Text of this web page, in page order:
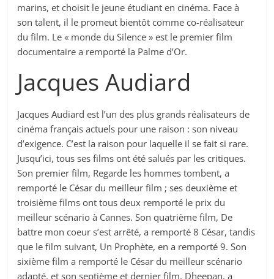
marins, et choisit le jeune étudiant en cinéma. Face à
son talent, il le promeut bientôt comme co-réalisateur
du film. Le « monde du Silence » est le premier film
documentaire a remporté la Palme d’Or.
Jacques Audiard
Jacques Audiard est l’un des plus grands réalisateurs de
cinéma français actuels pour une raison : son niveau
d’exigence. C’est la raison pour laquelle il se fait si rare.
Jusqu’ici, tous ses films ont été salués par les critiques.
Son premier film, Regarde les hommes tombent, a
remporté le César du meilleur film ; ses deuxième et
troisième films ont tous deux remporté le prix du
meilleur scénario à Cannes. Son quatrième film, De
battre mon coeur s’est arrêté, a remporté 8 César, tandis
que le film suivant, Un Prophète, en a remporté 9. Son
sixième film a remporté le César du meilleur scénario
adapté, et son septième et dernier film, Dheepan, a